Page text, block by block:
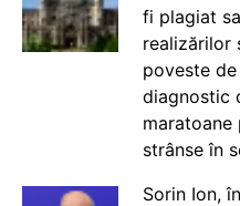
fi plagiat
realizărilor
poveste
diagnostic
maratoane
strânse în
Sorin Ion,